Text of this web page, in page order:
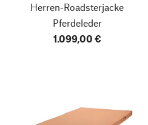
Herren-Roadsterjacke
Pferdeleder
1.099,00 €